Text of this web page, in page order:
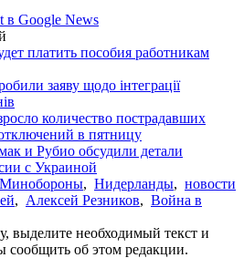
в Google News
платить пособия работникам
заяву щодо інтеграції
количество пострадавших
в пятницу
и Рубио обсудили детали
с Украиной
Минобороны, Нидерланды, новости
, Алексей Резников, Война в
выделите необходимый текст и
сообщить об этом редакции.